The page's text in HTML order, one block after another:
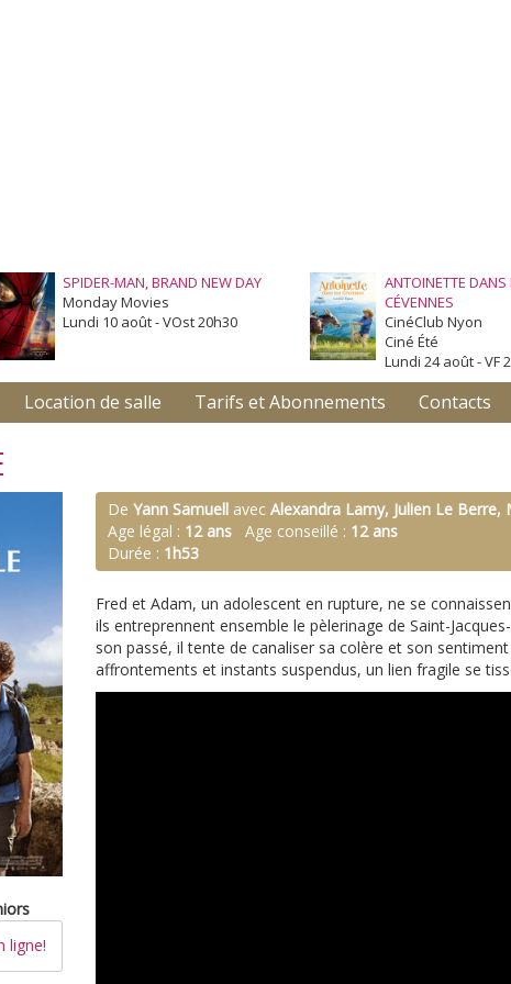
SPIDER-MAN, BRAND NEW DAY
Monday Movies
Lundi 10 août - VOst 20h30
ANTOINETTE DANS
CÉVENNES
CinéClub Nyon
Ciné Été
Lundi 24 août - VF
Location de salle Tarifs et Abonnements Contacts
ligne!
De Yann Samuell avec Alexandra Lamy, Julien Le
Age légal : 12 ans Age conseillé : 12 ans
Durée : 1h53
Fred et Adam, un adolescent en rupture, ne se
ils entreprennent ensemble le pèlerinage de Saint-
son passé, il tente de canaliser sa colère et son
affrontements et instants suspendus, un lien fragile se